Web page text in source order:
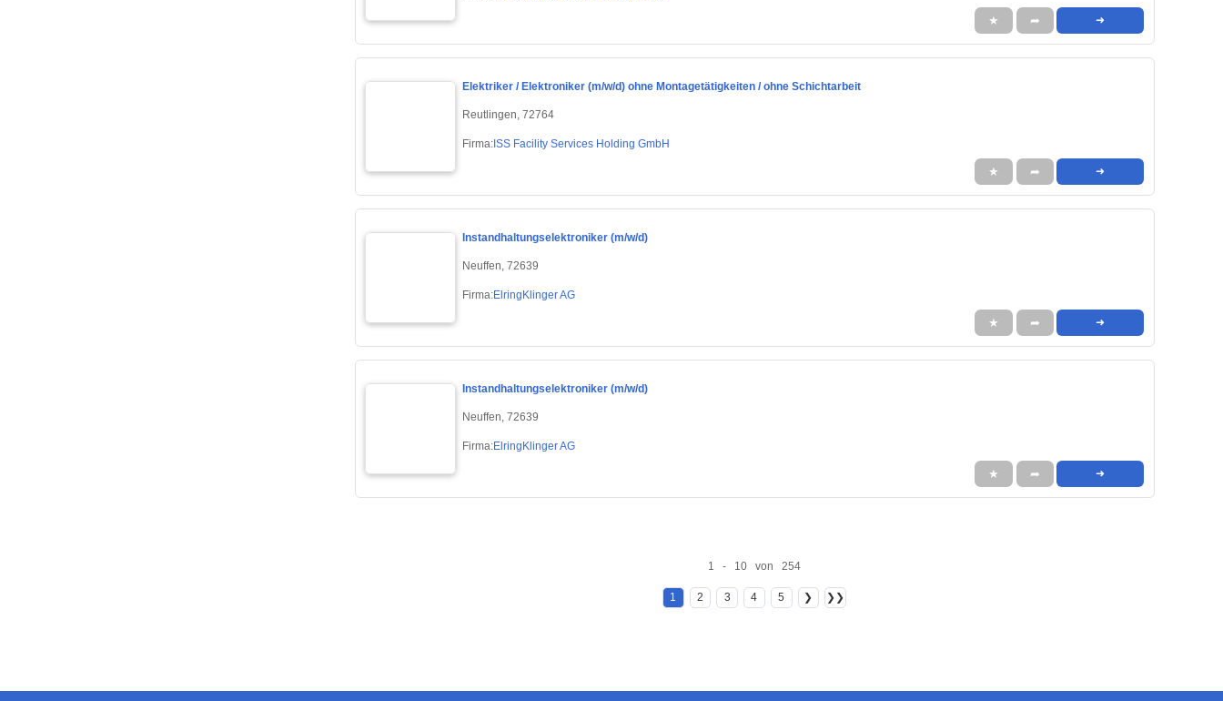
★ ➦ ➜
Elektriker / Elektroniker (m/w/d) ohne Montagetätigkeiten / ohne Schichtarbeit
Reutlingen, 72764
Firma:ISS Facility Services Holding GmbH
★ ➦ ➜
Instandhaltungselektroniker (m/w/d)
Neuffen, 72639
Firma:ElringKlinger AG
★ ➦ ➜
Instandhaltungselektroniker (m/w/d)
Neuffen, 72639
Firma:ElringKlinger AG
★ ➦ ➜
1 - 10 von 254
1 2 3 4 5 ❯ ❯❯